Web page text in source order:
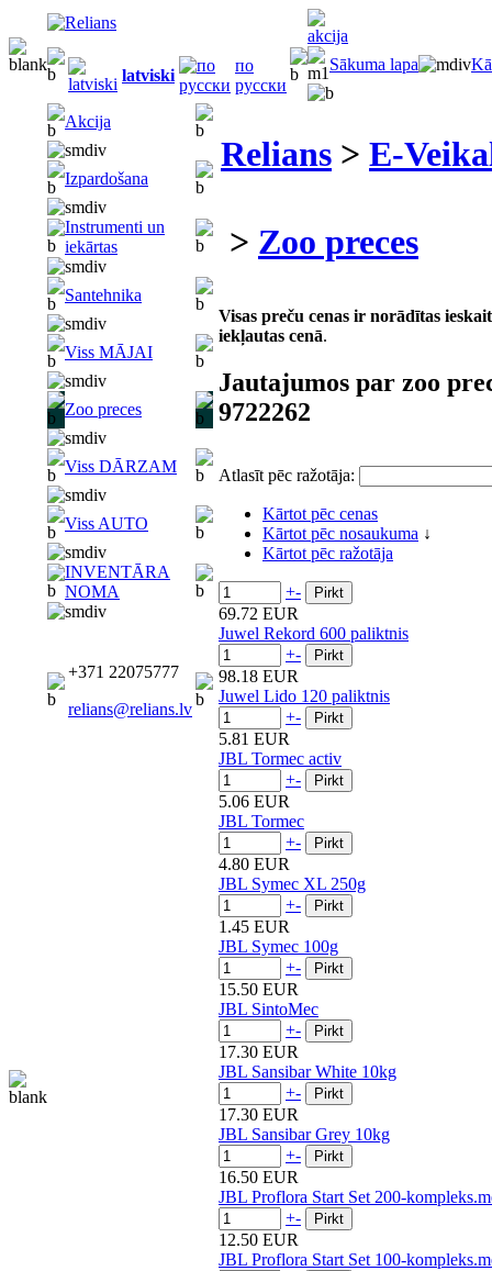
latviski
по
русски
Sākuma lapa
Akcija
Izpardošana
Instrumenti un
iekārtas
Santehnika
Viss MĀJAI
Zoo preces
Viss DĀRZAM
Viss AUTO
INVENTĀRA
NOMA
+371 22075777
relians@relians.lv
Relians > E-
> Zoo preces
Visas preču cenas ir norādītas
iekļautas cenā.
Jautajumos par zoo
9722262
Atlasīt pēc ražotāja:
Kārtot pēc cenas
Kārtot pēc nosaukuma ↓
Kārtot pēc ražotāja
+-
69.72 EUR
Juwel Rekord 600 paliktnis
+-
98.18 EUR
Juwel Lido 120 paliktnis
+-
5.81 EUR
JBL Tormec activ
+-
5.06 EUR
JBL Tormec
+-
4.80 EUR
JBL Symec XL 250g
+-
1.45 EUR
JBL Symec 100g
+-
15.50 EUR
JBL SintoMec
+-
17.30 EUR
JBL Sansibar White 10kg
+-
17.30 EUR
JBL Sansibar Grey 10kg
+-
16.50 EUR
JBL Proflora Start Set 200-
+-
12.50 EUR
JBL Proflora Start Set 100-